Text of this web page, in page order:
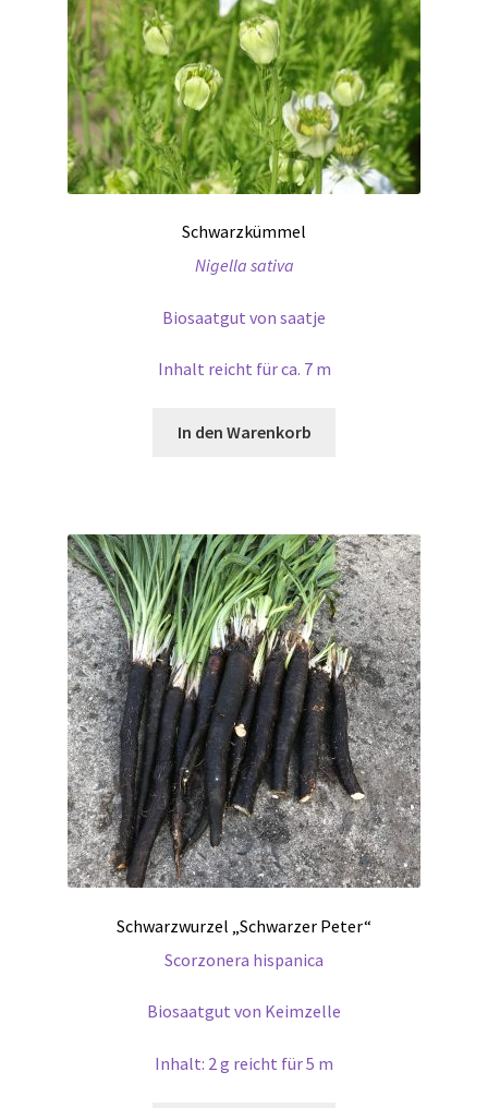
Schwarzkümmel
Nigella sativa
Biosaatgut von saatje
Inhalt reicht für ca. 7 m
In den Warenkorb
Schwarzwurzel „Schwarzer Peter“
Scorzonera hispanica
Biosaatgut von Keimzelle
Inhalt: 2 g reicht für 5 m